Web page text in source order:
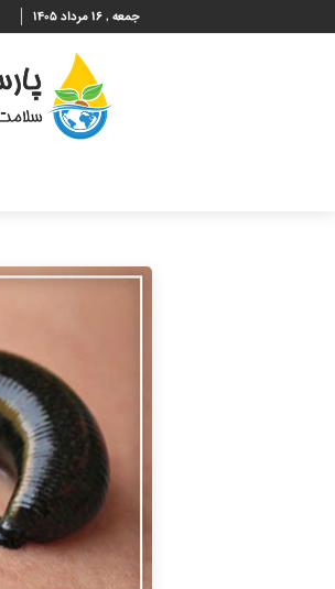
جمعه , ۱۶ مرداد ۱۴۰۵